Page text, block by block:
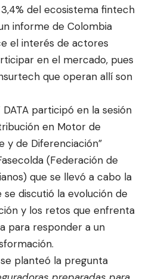
del ecosistema fintech
informe de Colombia
el interés de actores
en el mercado, pues
que operan allí son
participó en la sesión
en Motor de
y de Diferenciación”
(Federación de
que se llevó a cabo la
se discutió la evolución de
y los retos que enfrenta
para responder a un
planteó la pregunta